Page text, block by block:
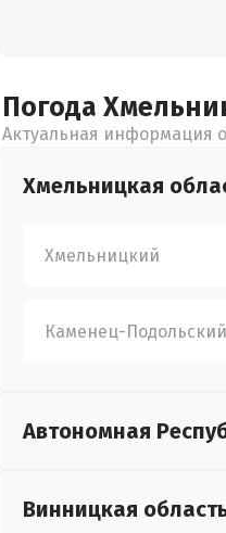
Погода
Актуальная информация
Хмельницкая
Хмельницкий
Каменец-Подольский
Автономная
Винницкая